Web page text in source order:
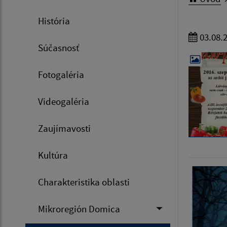
História
Súčasnosť
Fotogaléria
Videogaléria
Zaujímavosti
Kultúra
Charakteristika oblasti
Mikroregión Domica